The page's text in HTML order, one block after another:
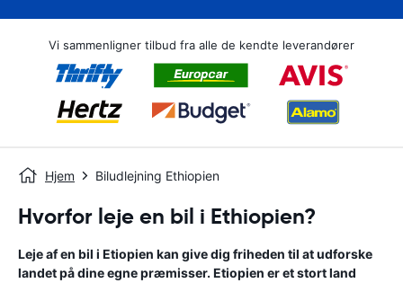
Vi sammenligner tilbud fra alle de kendte leverandører
Hjem Biludlejning Ethiopien
Hvorfor leje en bil i Ethiopien?
Leje af en bil i Etiopien kan give dig friheden til at udforske
landet på dine egne præmisser. Etiopien er et stort land